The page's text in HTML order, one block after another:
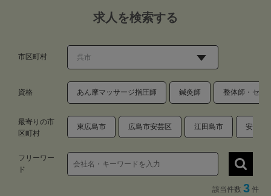
求人を検索する
市区町村
資格 あん摩マッサージ指圧師 鍼灸師 整体師・セラ
最寄りの市
区町村
東広島市 広島市安芸区 江田島市 安芸郡
フリーワー
ド
該当件数 3 件